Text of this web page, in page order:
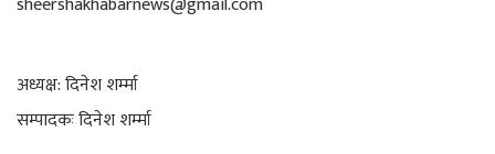
अध्यक्ष: दिनेश शर्म्मा
सम्पादकः दिनेश शर्म्मा